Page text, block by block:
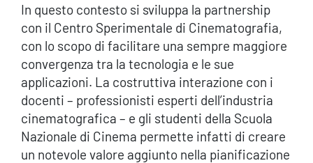
In questo contesto si sviluppa la partnership
con il Centro Sperimentale di Cinematografia,
con lo scopo di facilitare una sempre maggiore
convergenza tra la tecnologia e le sue
applicazioni. La costruttiva interazione con i
docenti – professionisti esperti dell’industria
cinematografica – e gli studenti della Scuola
Nazionale di Cinema permette infatti di creare
un notevole valore aggiunto nella pianificazione